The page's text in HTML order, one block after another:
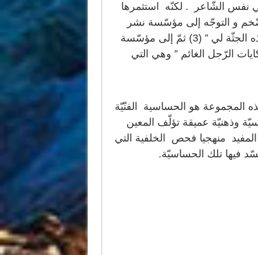
نفس الشّاعر . لكنّه استثمرها
و التوجّه إلى مؤسّسة نشر
أخرى أصدرت له مجموعته الثاّنية التي وسمها ب” هذه الجثّة لي ” (3) ثمّ إلى مؤسّسة
الرّجل الغائم ” وهي التي
المجموعة هو الحساسية الفنّيّة
وذهنيّة عميقة تؤلّف المعين
منهجيا فحص الخلفية التي
فيها تلك الحساسيّة.